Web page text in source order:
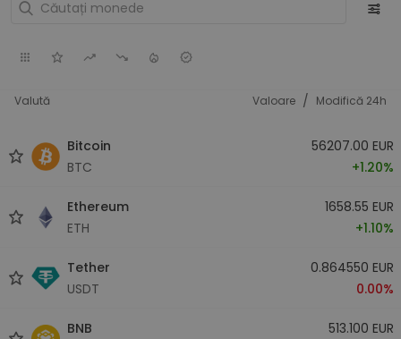
Valută Valoare / Modifică 24h
Bitcoin
BTC
56207.00 EUR
+1.20%
Ethereum
ETH
1658.55 EUR
+1.10%
Tether
USDT
0.864550 EUR
0.00%
BNB
513.100 EUR